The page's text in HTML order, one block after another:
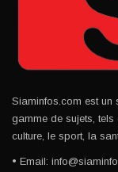
Siaminfos.com est un
gamme de sujets,
culture, le sport, la
• Email: